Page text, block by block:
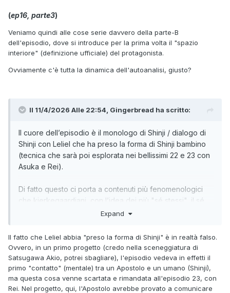
(ep16, parte3)
Veniamo quindi alle cose serie davvero della parte-B
dell'episodio, dove si introduce per la prima volta il "spazio
interiore" (definizione ufficiale) del protagonista.
Ovviamente c'è tutta la dinamica dell'autoanalisi, giusto?
Il 11/4/2026 Alle 22:54, Gingerbread ha scritto:
Il cuore dell’episodio è il monologo di Shinji / dialogo di
Shinji con Leliel che ha preso la forma di Shinji bambino
(tecnica che sarà poi esplorata nei bellissimi 22 e 23 con
Asuka e Rei).
Di fatto questo ci porta a contenuti più fenomenologici
che kierkegaardiani, con l’idea dei più "sé stessi", il sé
stesso osservante, il sé stesso osservato, e di
Expand
Il fatto che Leliel abbia "preso la forma di Shinji" è in realtà falso.
Ovvero, in un primo progetto (credo nella sceneggiatura di
Satsugawa Akio, potrei sbagliare), l'episodio vedeva in effetti il
primo "contatto" (mentale) tra un Apostolo e un umano (Shinji),
ma questa cosa venne scartata e rimandata all'episodio 23, con
Rei. Nel progetto, qui, l'Apostolo avrebbe provato a comunicare